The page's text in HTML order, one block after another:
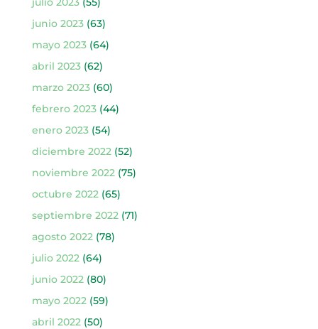
junio 2023(63)
mayo 2023(64)
abril 2023(62)
marzo 2023(60)
febrero 2023(44)
enero 2023(54)
diciembre 2022 (52)
noviembre 2022 (75)
octubre 2022 (65)
septiembre 2022 (71)
agosto 2022 (78)
julio 2022 (64)
junio 2022 (80)
mayo 2022 (59)
abril 2022 (50)